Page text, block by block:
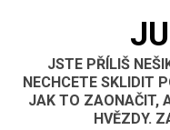
JSTE PŘÍLIŠ
NECHCETE SKLIDIT
JAK TO ZAONAČIT,
HVĚZDY.